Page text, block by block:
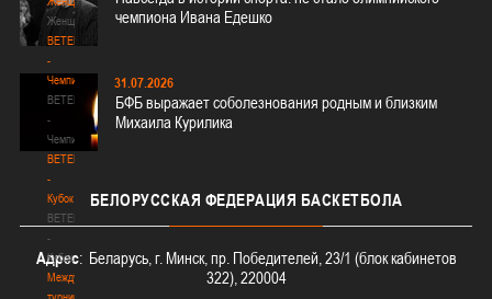
Женщины
BETERA
-
Чемпионат
BETERA
-
Чемпионат
BETERA
-
Кубок
BETERA
-
Кубок
Международный
турнир
чемпиона Ивана Едешко
31.07.2026
БФБ выражает соболезнования родным и близким
Михаила Курилика
БЕЛОРУССКАЯ ФЕДЕРАЦИЯ БАСКЕТБОЛА
Адрес: Беларусь, г. Минск, пр. Победителей, 23/1 (блок кабинетов
322), 220004